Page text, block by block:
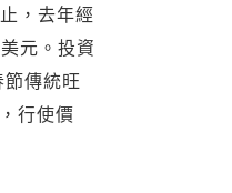
，去年經
元。投資
傳統旺
行使價